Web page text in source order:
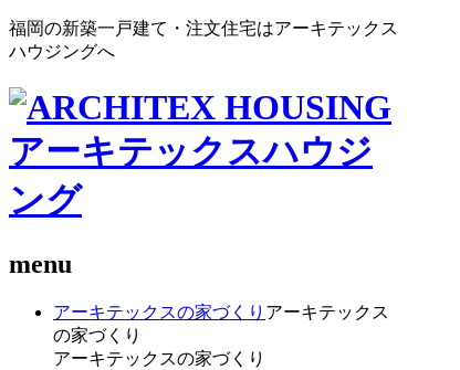
福岡の新築一戸建て・注文住宅はアーキテックス
ハウジングへ
menu
アーキテックスの家づくり アーキテックス
の家づくり
アーキテックスの家づくり